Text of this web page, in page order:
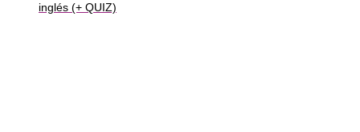
inglés (+ QUIZ)